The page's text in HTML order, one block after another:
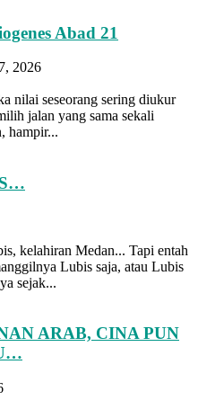
Abad 21
2026
nilai seseorang sering diukur
jalan yang sama sekali
hampir...
kelahiran Medan... Tapi entah
Lubis saja, atau Lubis
sejak...
ARAB, CINA PUN